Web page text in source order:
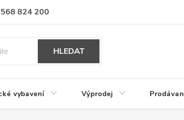
824 200
Hodnocení obchodu
HLEDAT
vybavení Výprodej